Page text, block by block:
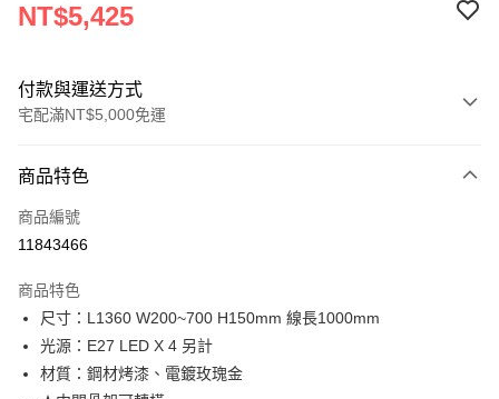
NT$5,425
付款與運送方式
宅配滿NT$5,000免運
信用卡一次付款
LINE Pay
街口支付
悠遊付
Google Pay
商品特色
商品編號
11843466
商品特色
尺寸：L1360 W200~700 H150mm 線長1000mm
光源：E27 LED X 4 另計
材質：鋼材烤漆、電鍍玫瑰金